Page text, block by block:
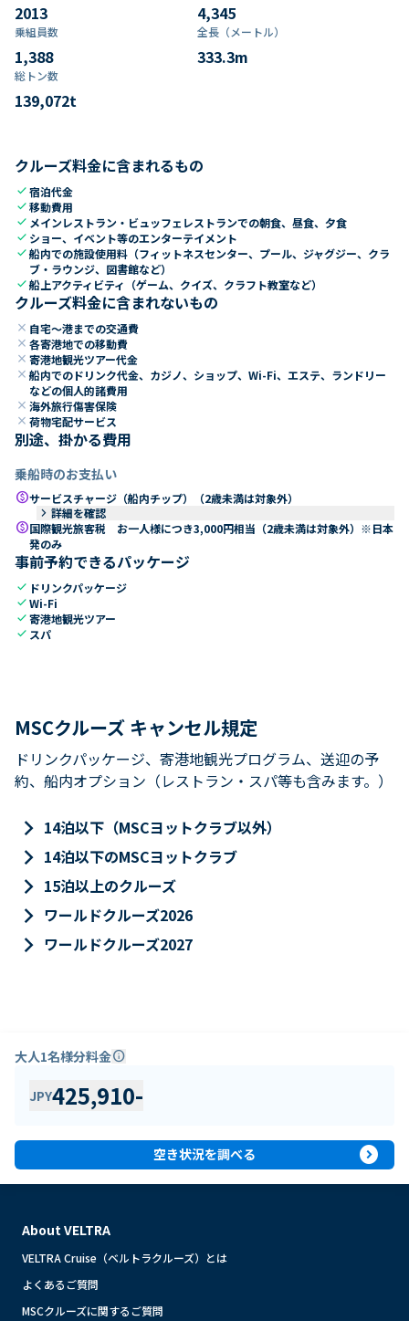
2013 4,345
乗組員数​
1,388
全長（メートル）
333.3m
総トン数​
139,072t
クルーズ料金に含まれるもの
check宿泊代金
check移動費用
check メインレストラン・ビュッフェレストランでの朝食、昼食、夕食
check ショー、イベント等のエンターテイメント
check船内での施設使用料（フィットネスセンター、プール、ジャグジー、クラ
ブ・ラウンジ、図書館など）
check船上アクティビティ（ゲーム、クイズ、クラフト教室など）
クルーズ料金に含まれないもの
close 自宅～港までの交通費
close 各寄港地での移動費
close 寄港地観光ツアー代金
close 船内でのドリンク代金、カジノ、ショップ、Wi-Fi、エステ、ランドリー
などの個人的諸費用
close 海外旅行傷害保険
close 荷物宅配サービス
別途、掛かる費用
乗船時のお支払い
paidサービスチャージ（船内チップ）（2歳未満は対象外）
keyboard_arrow_right 詳細を確認
paid国際観光旅客税 お一人様につき3,000円相当（2歳未満は対象外）※日本
発のみ
事前予約できるパッケージ
check ドリンクパッケージ
checkWi-Fi
check寄港地観光ツアー
check スパ
MSCクルーズ キャンセル規定
ドリンクパッケージ、寄港地観光プログラム、送迎の予
約、船内オプション（レストラン・スパ等も含みます。）
keyboard_arrow_right 14泊以下（MSCヨットクラブ以外）
keyboard_arrow_right 14泊以下のMSCヨットクラブ
keyboard_arrow_right 15泊以上のクルーズ
keyboard_arrow_right ワールドクルーズ2026
keyboard_arrow_right ワールドクルーズ2027
大人1名様分料金info
JPY425,910-
空き状況を調べる expand_circle_right
About VELTRA
VELTRA Cruise（ベルトラクルーズ）とは
よくあるご質問
MSCクルーズに関するご質問